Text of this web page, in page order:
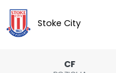
Stoke City
CF